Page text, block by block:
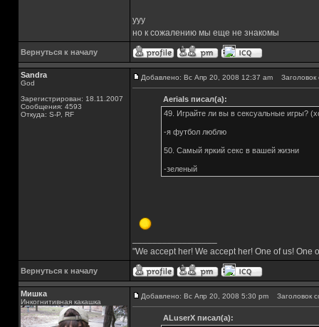
yyy
но к сожалению мы еще не знакомы
Вернуться к началу
Sandra
God
Зарегистрирован: 18.11.2007
Сообщения: 4593
Откуда: S-P, RF
Добавлено: Вс Апр 20, 2008 12:37 am Заголовок
Aerials писал(а):
49. Играйте ли вы в сексуальные игры?
-я футбол люблю
50. Самый яркий секс в вашей жизни
-зеленый
"We accept her! We accept her! One of us!
Вернуться к началу
Мишка
Инкогнитивная какашка
Добавлено: Вс Апр 20, 2008 5:30 pm Заголовок
ALuserX писал(а):